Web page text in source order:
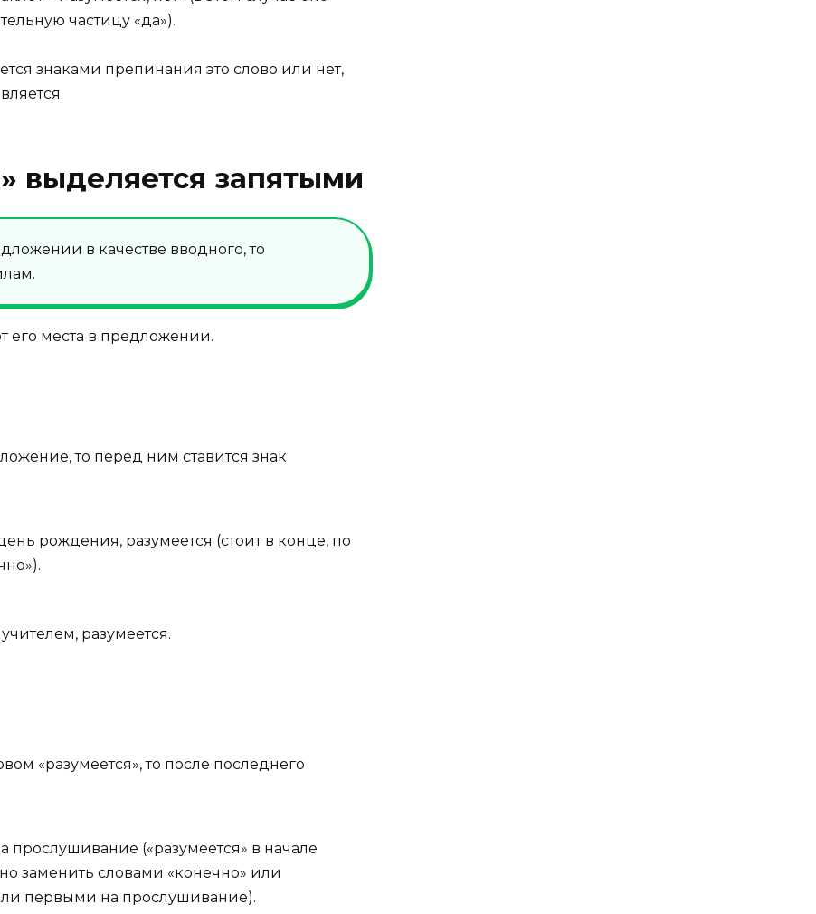
частицу «да»).
знаками препинания это слово или нет,
выделяется запятыми
в качестве вводного, то
его места в предложении.
то перед ним ставится знак
рождения, разумеется (стоит в конце, по
разумеется.
«разумеется», то после последнего
(«разумеется» в начале
заменить словами «конечно» или
первыми на прослушивание).